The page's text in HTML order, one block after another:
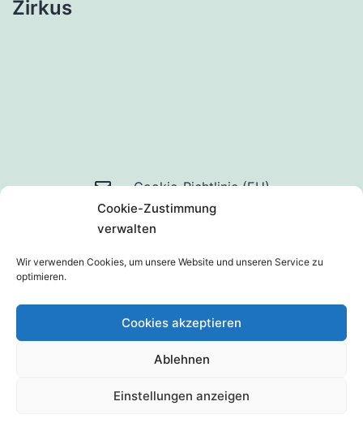
Cookie-Zustimmung
verwalten
Wir verwenden Cookies, um unsere Website und unseren Service zu
optimieren.
Cookies akzeptieren
Ablehnen
Einstellungen anzeigen
Zirkus
Mail
an
uns
Cookie-Richtlinie (EU)
Datenschutzerklärung
Stolz präsentiert vonWordPress